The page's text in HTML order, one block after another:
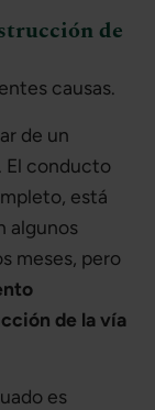
de
causas.
de un
El conducto
está
algunos
meses, pero
de la vía
es